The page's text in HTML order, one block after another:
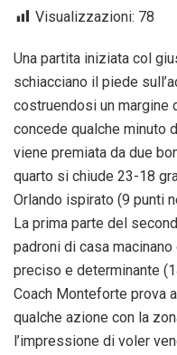
Visualizzazioni: 78
Una partita iniziata col
schiacciano il piede
costruendosi un margine
concede qualche minuto
viene premiata da due
quarto si chiude 23-18
Orlando ispirato (9 punti
La prima parte del
padroni di casa
preciso e determinante
Coach Monteforte prova
qualche azione con la
l’impressione di voler